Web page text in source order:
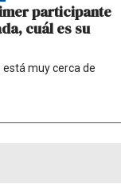
participante
cuál es su
está muy cerca de